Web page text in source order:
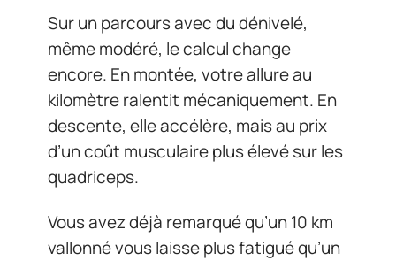
Sur un parcours avec du dénivelé,
même modéré, le calcul change
encore. En montée, votre allure au
kilomètre ralentit mécaniquement. En
descente, elle accélère, mais au prix
d’un coût musculaire plus élevé sur les
quadriceps.
Vous avez déjà remarqué qu’un 10 km
vallonné vous laisse plus fatigué qu’un